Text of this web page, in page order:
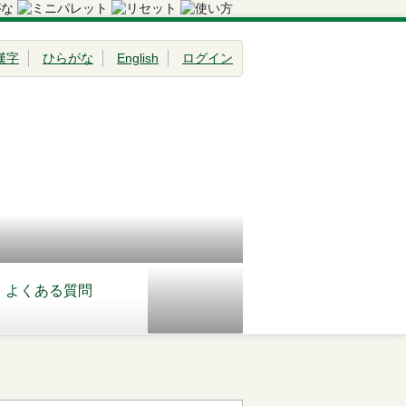
よくある質問
字 ひらがな English ログイン